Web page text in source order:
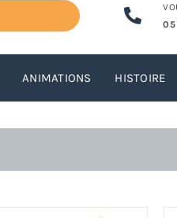
05
ANIMATIONS HISTOIRE
de 6 ans